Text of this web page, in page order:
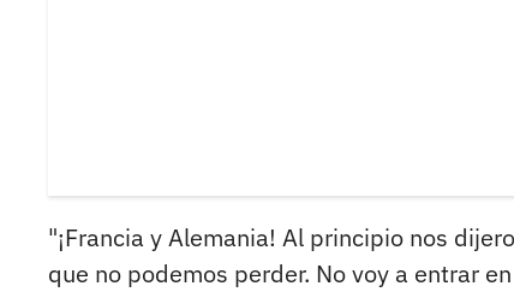
"¡Francia y Alemania! Al principio nos
que no podemos perder. No voy a entrar